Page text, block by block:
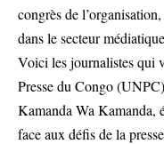
congrès de
dans le secteur
Voici les journalistes qui
Presse du Congo
Kamanda Wa Kamanda,
face aux défis de la